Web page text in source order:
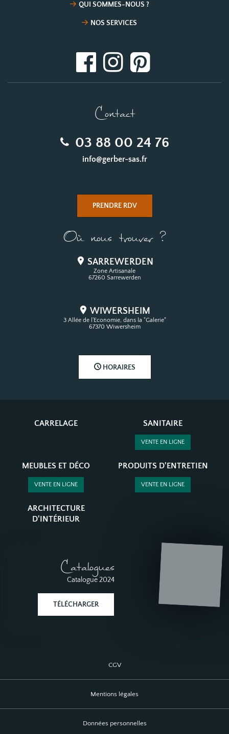
QUI SOMMES-NOUS ?
NOS SERVICES
Contact
03 88 00 24 76
info@gerber-sas.fr
PRENDRE RDV
Où nous trouver ?
SARREWERDEN
Zone Artisanale
67260 Sarrewerden
WIWERSHEIM
3 Allée de l'Economie, dans la "Galerie"
67370 Wiwersheim
HORAIRES
CARRELAGE SANITAIRE
VENTE EN LIGNE
MEUBLES ET DÉCO
VENTE EN LIGNE
PRODUITS D'ENTRETIEN
VENTE EN LIGNE
ARCHITECTURE
D'INTÉRIEUR
Catalogues
Catalogue 2024
TÉLÉCHARGER
CGV
Mentions légales
Données personnelles